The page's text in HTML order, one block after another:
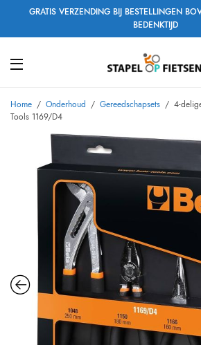
GRATIS VERZENDING BIJ BESTELLINGEN
BEDENKTIJD
Home / Onderhoud / Gereedschapsets / 4-
Tools 1169/D4